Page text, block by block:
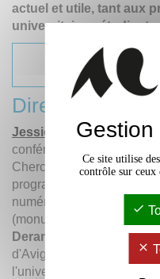
actuel et utile, tant aux
universitaires,
Accéder à la
Direction
Jessica de Bideran
-
conférences à l'Université
Chercheuse auMICA,
programmes de
numérisation et de
(monumental,
Deramond
- maître de
d'Avignon,
Patrick
l'université Toulouse 3
Gestion
Ce site utilise
contrôle sur ceux